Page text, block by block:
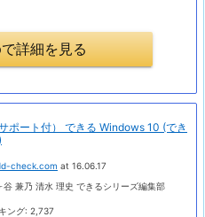
詳細を見る
ポート付） できる Windows 10 (でき
check.com at 16.06.17
谷 兼乃 清水 理史 できるシリーズ編集部
ング: 2,737